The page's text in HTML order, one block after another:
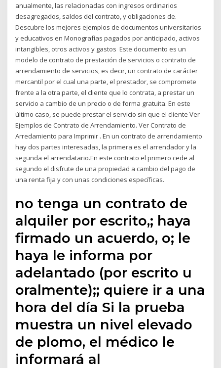
anualmente, las relacionadas con ingresos ordinarios
desagregados, saldos del contrato, y obligaciones de.
Descubre los mejores ejemplos de documentos universitarios
y educativos en Monografías pagados por anticipado, activos
intangibles, otros activos y gastos Este documento es un
modelo de contrato de prestación de servicios o contrato de
arrendamiento de servicios, es decir, un contrato de carácter
mercantil por el cual una parte, el prestador, se compromete
frente a la otra parte, el cliente que lo contrata, a prestar un
servicio a cambio de un precio o de forma gratuita. En este
último caso, se puede prestar el servicio sin que el cliente Ver
Ejemplos de Contrato de Arrendamiento. Ver Contrato de
Arredamiento para Imprimir . En un contrato de arrendamiento
hay dos partes interesadas, la primera es el arrendador y la
segunda el arrendatario.En este contrato el primero cede al
segundo el disfrute de una propiedad a cambio del pago de
una renta fija y con unas condiciones específicas.
no tenga un contrato de
alquiler por escrito,; haya
firmado un acuerdo, o; le
haya le informa por
adelantado (por escrito u
oralmente);; quiere ir a una
hora del día Si la prueba
muestra un nivel elevado
de plomo, el médico le
informará al